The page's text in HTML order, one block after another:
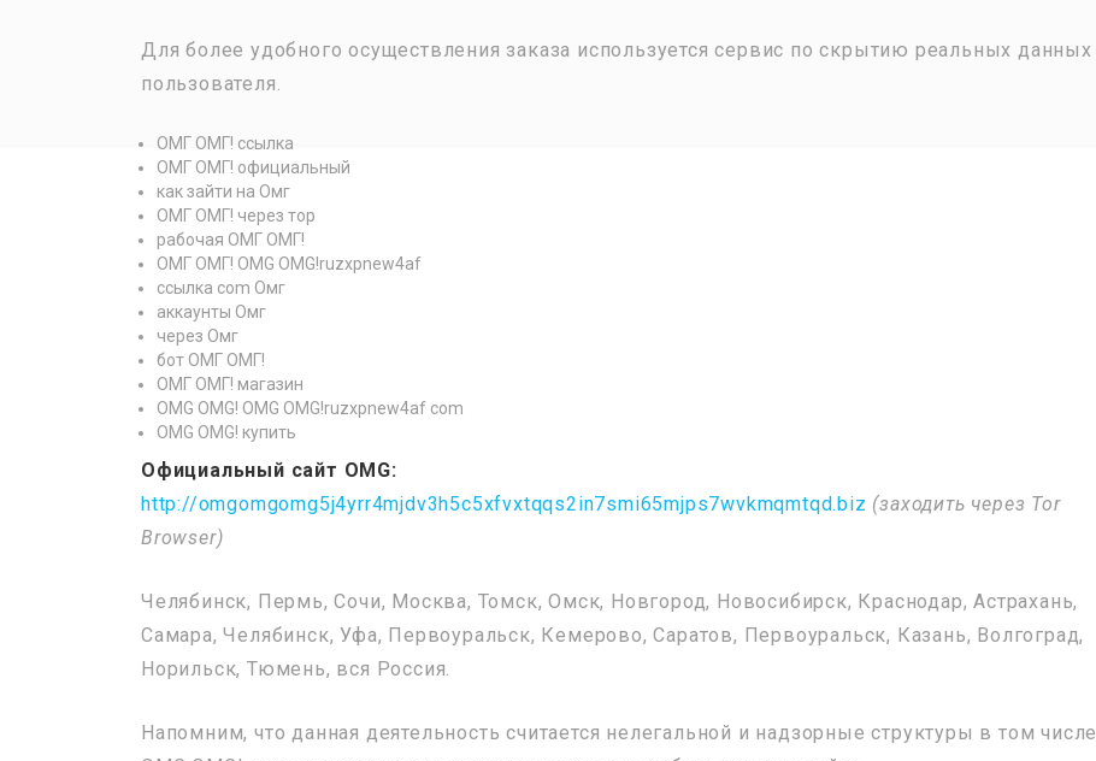
Для более удобного осуществления заказа используется сервис по скрытию реальных данных
пользователя.
ОМГ ОМГ! ссылка
ОМГ ОМГ! официальный
как зайти на Омг
ОМГ ОМГ! через тор
рабочая ОМГ ОМГ!
ОМГ ОМГ! OMG OMG!ruzxpnew4af
ссылка com Омг
аккаунты Омг
через Омг
бот ОМГ ОМГ!
ОМГ ОМГ! магазин
OMG OMG! OMG OMG!ruzxpnew4af com
OMG OMG! купить
Официальный сайт OMG:
http://omgomgomg5j4yrr4mjdv3h5c5xfvxtqqs2in7smi65mjps7wvkmqmtqd.biz (заходить через Tor
Browser)
Челябинск, Пермь, Сочи, Москва, Томск, Омск, Новгород, Новосибирск, Краснодар, Астрахань,
Самара, Челябинск, Уфа, Первоуральск, Кемерово, Саратов, Первоуральск, Казань, Волгоград,
Норильск, Тюмень, вся Россия.
Напомним, что данная деятельность считается нелегальной и надзорные структуры в том числе